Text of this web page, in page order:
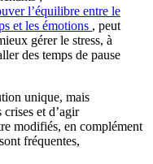
l’équilibre entre le
et les émotions , peut
gérer le stress, à
des temps de pause
unique, mais
et d’agir
modifiés, en complément
fréquentes,